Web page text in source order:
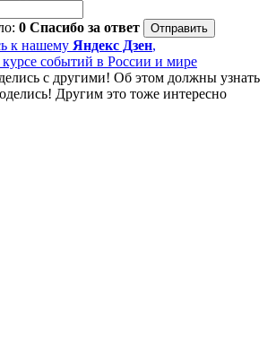
0 Спасибо за ответ
к нашему Яндекс Дзен,
событий в России и мире
с другими! Об этом должны узнать
Другим это тоже интересно